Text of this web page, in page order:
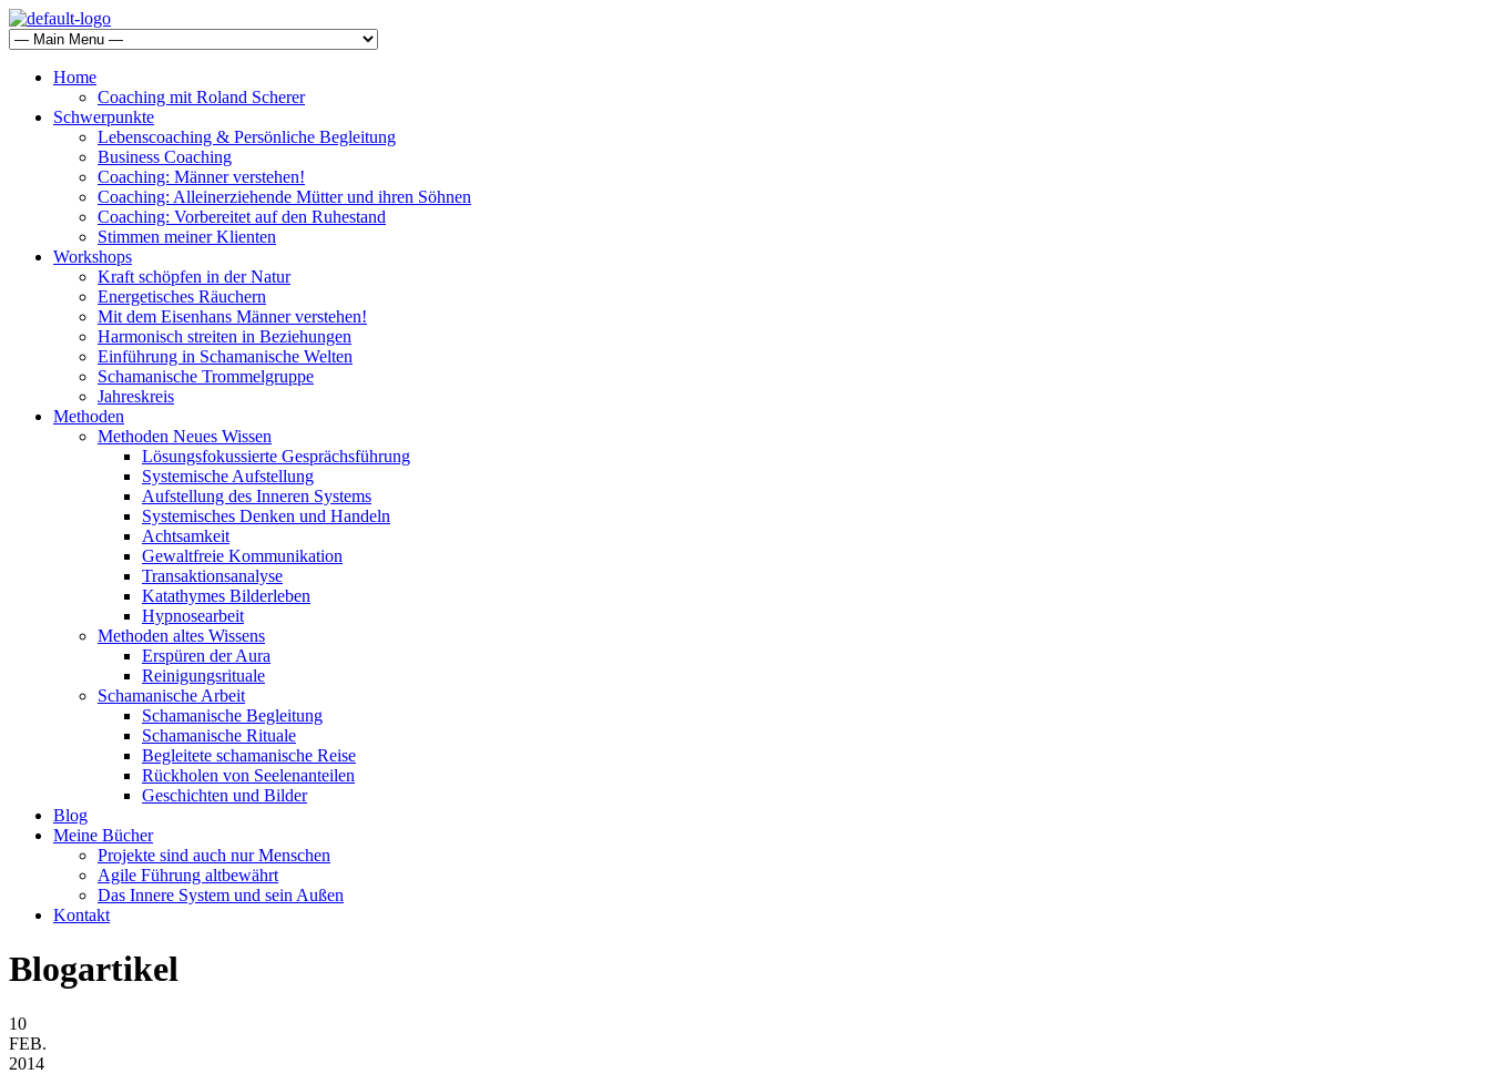
Home
Coaching mit Roland Scherer
Schwerpunkte
Lebenscoaching & Persönliche Begleitung
Business Coaching
Coaching: Männer verstehen!
Coaching: Alleinerziehende Mütter und ihren Söhnen
Coaching: Vorbereitet auf den Ruhestand
Stimmen meiner Klienten
Workshops
Kraft schöpfen in der Natur
Energetisches Räuchern
Mit dem Eisenhans Männer verstehen!
Harmonisch streiten in Beziehungen
Einführung in Schamanische Welten
Schamanische Trommelgruppe
Jahreskreis
Methoden
Methoden Neues Wissen
Lösungsfokussierte Gesprächsführung
Systemische Aufstellung
Aufstellung des Inneren Systems
Systemisches Denken und Handeln
Achtsamkeit
Gewaltfreie Kommunikation
Transaktionsanalyse
Katathymes Bilderleben
Hypnosearbeit
Methoden altes Wissens
Erspüren der Aura
Reinigungsrituale
Schamanische Arbeit
Schamanische Begleitung
Schamanische Rituale
Begleitete schamanische Reise
Rückholen von Seelenanteilen
Geschichten und Bilder
Blog
Meine Bücher
Projekte sind auch nur Menschen
Agile Führung altbewährt
Das Innere System und sein Außen
Kontakt
Blogartikel
10
FEB.
2014